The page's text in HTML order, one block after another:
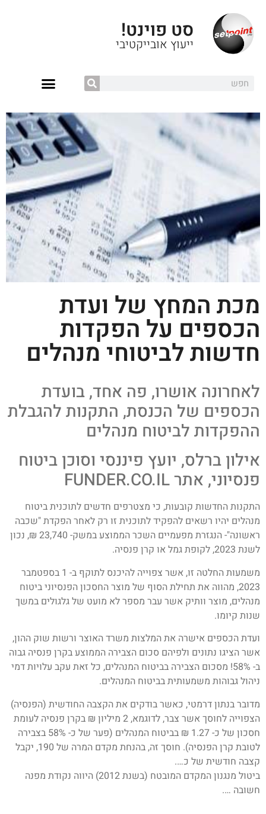
סט פוינט!
ייעוץ אובייקטיבי
מכת המחץ של ועדת
הכספים על הפקדות
חדשות לביטוחי מנהלים
לאחרונה אושרו, פה אחד, בועדת
הכספים של הכנסת, התקנות להגבלת
ההפקדות לביטוח מנהלים
אילון ברלס, יועץ פיננסי וסוכן ביטוח
פנסיוני, אתר FUNDER.CO.IL
התקנות החדשות קובעות, כי מצטרפים חדשים לתוכנית ביטוח
מנהלים יהיו רשאים להפקיד לתוכנית זו רק לאחר הפקדת "שכבה
ראשונה"- הנגזרת מפעמיים השכר הממוצע במשק- 23,740 ₪, נכון
לשנת 2023, לקופת גמל או קרן פנסיה.
משמעות החלטה זו, אשר צפוייה להיכנס לתוקף ב- 1 בספטמבר
2023, מהווה את תחילת הסוף של מוצר החסכון הפנסיוני ביטוח
מנהלים, מוצר וותיק אשר עבר מספר לא מועט של גלגולים במשך
שנות קיומו.
ועדת הכספים אישרה את המלצות משרד האוצר ורשות שוק ההון,
אשר הציגו נתונים ולפיהם סכום הצבירה הממוצע בקרן פנסיה גבוה
ב- 58%! מסכום הצבירה בביטוח המנהלים, כל זאת עקב עלויות דמי
ניהול גבוהות משמעותית בביטוח המנהלים.
מדובר בנתון דרמטי, כאשר בודקים את הקצבה החודשית (הפנסיה)
הצפוייה לחוסך אשר צבר, לדוגמא, 2 מיליון ₪ בקרן פנסיה לעומת
חסכון של כ- 1.27 ₪ בביטוח המנהלים (פער של כ- 58% בצבירה
לטובת קרן הפנסיה). חוסך זה, בהנחת מקדם המרה של 190, יקבל
קצבה חודשית של כ….
ביטול מנגנון המקדם המובטח (בשנת 2012) היווה נקודת מפנה
חשובה ….